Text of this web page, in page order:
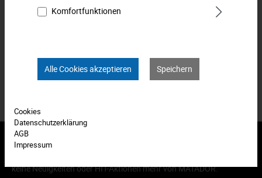
Bewertungen
keine Neuigkeiten oder HIT-Aktionen mehr von MATADOR.
Komfortfunktionen
Alle Cookies akzeptieren Speichern
Cookies
Datenschutzerklärung
AGB
Impressum